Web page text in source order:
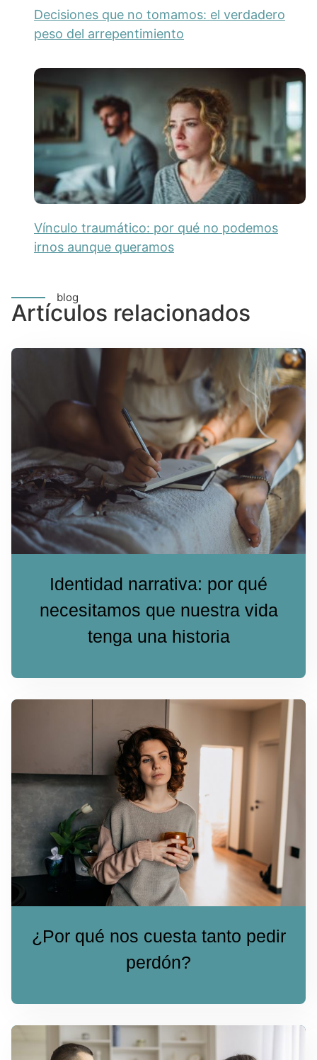
Decisiones que no tomamos: el verdadero
peso del arrepentimiento
Vínculo traumático: por qué no podemos
irnos aunque queramos
blog
Artículos relacionados
Identidad narrativa: por qué
necesitamos que nuestra vida
tenga una historia
¿Por qué nos cuesta tanto pedir
perdón?